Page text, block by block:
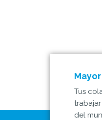
Tus
del